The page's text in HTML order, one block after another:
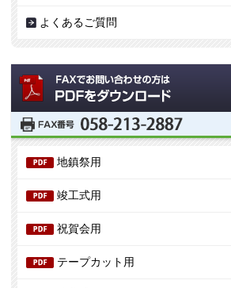
よくあるご質問
地鎮祭用
竣工式用
祝賀会用
テープカット用